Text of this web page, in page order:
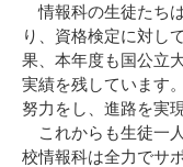
情報科の生徒たち
り、資格検定に対し
果、本年度も国公立
実績を残しています
努力をし、進路を実
これからも生徒一
校情報科は全力でサ